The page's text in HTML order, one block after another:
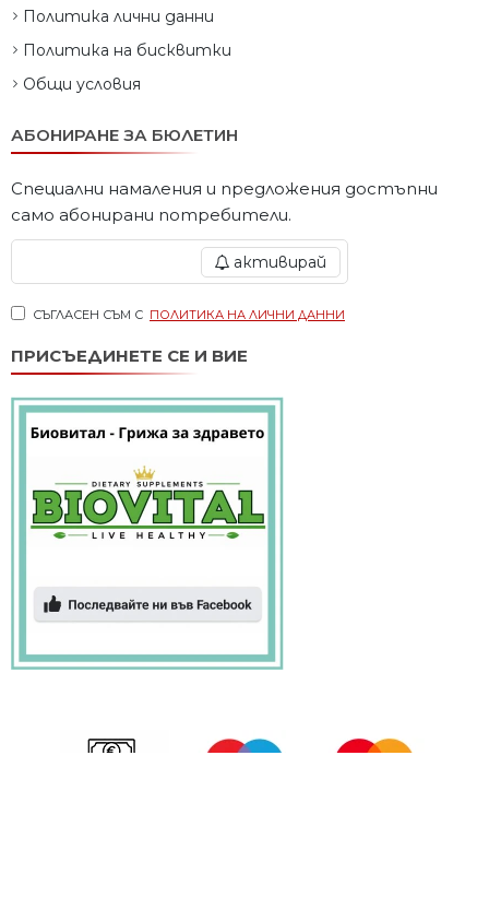
Политика лични данни
Политика на бисквитки
Общи условия
АБОНИРАНЕ ЗА БЮЛЕТИН
Специални намаления и предложения достъпни
само абонирани потребители.
активирай
СЪГЛАСЕН СЪМ С ПОЛИТИКА НА ЛИЧНИ ДАННИ
ПРИСЪЕДИНЕТЕ СЕ И ВИЕ